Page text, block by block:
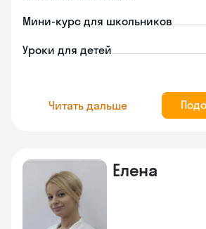
Мини-курс для школьников
Уроки для детей
Читать дальше
Елена